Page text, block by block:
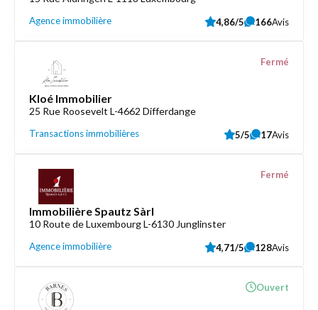
Agence immobilière 4,86/5 166Avis
Kloé Immobilier
25 Rue Roosevelt L-4662 Differdange
Transactions immobilières
Fermé
5/5 17Avis
Immobilière Spautz Sàrl
10 Route de Luxembourg L-6130 Junglinster
Agence immobilière
Fermé
4,71/5 128Avis
Ouvert